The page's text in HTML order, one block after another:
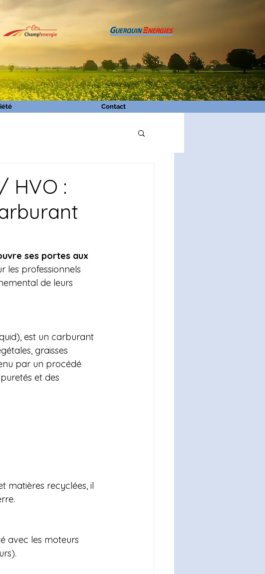
Contact
HVO :
ses portes aux
les professionnels
de leurs
est un carburant
graisses
par un procédé
et des
matières recyclées, il
avec les moteurs